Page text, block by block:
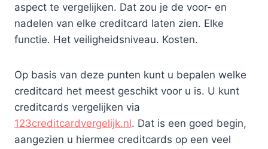
aspect te vergelijken. Dat zou je de voor- en
nadelen van elke creditcard laten zien. Elke
functie. Het veiligheidsniveau. Kosten.
Op basis van deze punten kunt u bepalen welke
creditcard het meest geschikt voor u is. U kunt
creditcards vergelijken via
123creditcardvergelijk.nl. Dat is een goed begin,
aangezien u hiermee creditcards op een veel